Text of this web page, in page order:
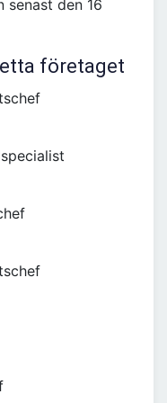
senast den 16
företaget